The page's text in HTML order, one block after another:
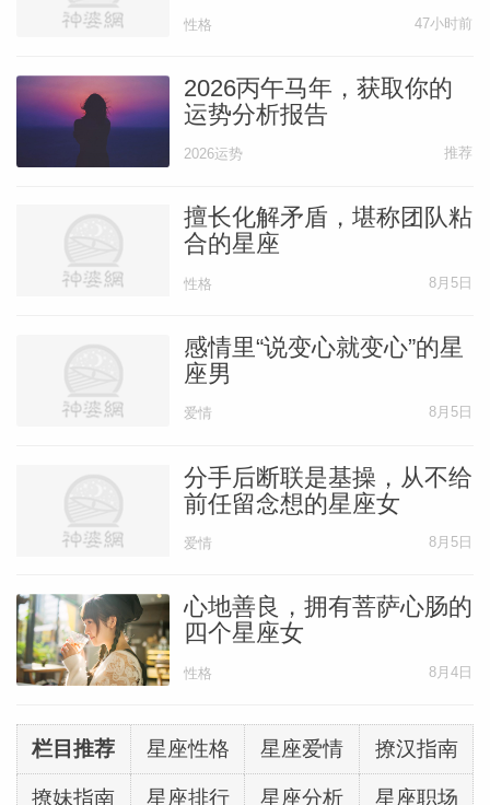
性格 47小时前
2026丙午马年，获取你的
运势分析报告
2026运势 推荐
擅长化解矛盾，堪称团队粘
合的星座
性格 8月5日
感情里“说变心就变心”的星
座男
爱情 8月5日
分手后断联是基操，从不给
前任留念想的星座女
爱情 8月5日
心地善良，拥有菩萨心肠的
四个星座女
性格 8月4日
栏目推荐 星座性格 星座爱情 撩汉指南
撩妹指南 星座排行 星座分析 星座职场